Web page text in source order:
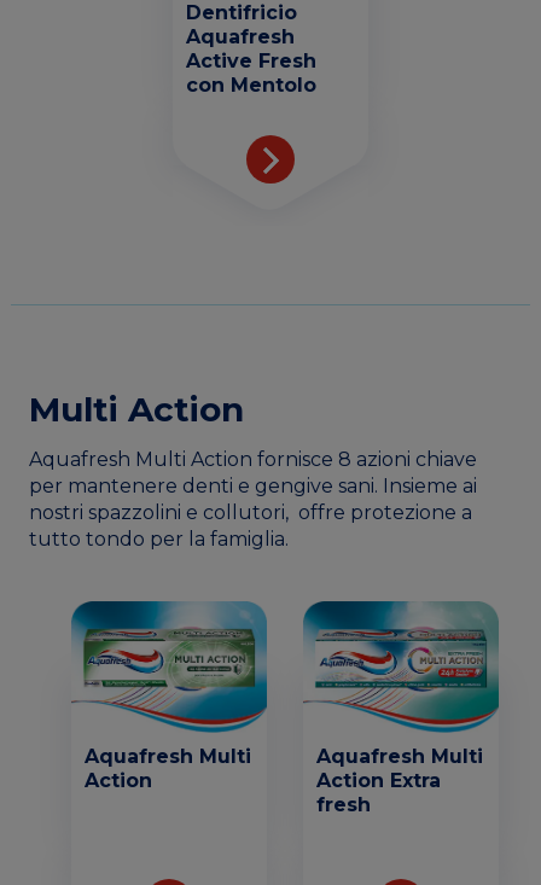
Dentifricio
Aquafresh
Active Fresh
con Mentolo
Multi Action
Aquafresh Multi Action fornisce 8 azioni chiave
per mantenere denti e gengive sani. Insieme ai
nostri spazzolini e collutori, offre protezione a
tutto tondo per la famiglia.
Aquafresh Multi
Action
Aquafresh Multi
Action Extra
fresh